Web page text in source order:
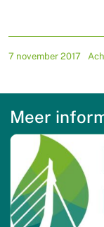
7 november 2017
Meer